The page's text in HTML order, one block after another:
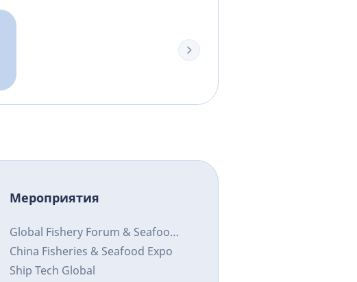
Мероприятия
Global Fishery Forum & Seafood
Expo Russia
China Fisheries & Seafood Expo
Ship Tech Global